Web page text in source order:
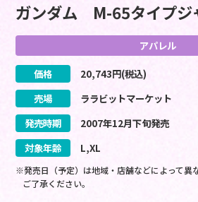
ガンダム M-65タイプジ
アパレル
価格 20,743円(税込)
売場
ララビットマーケット
発売時期
2007年12月下旬発売
対象年齢
L,XL
※発売日（予定）は地域・店舗などによって異
ご了承ください。